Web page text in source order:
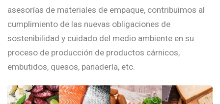
asesorías de materiales de empaque, contribuimos al
cumplimiento de las nuevas obligaciones de
sostenibilidad y cuidado del medio ambiente en su
proceso de producción de productos cárnicos,
embutidos, quesos, panadería, etc.